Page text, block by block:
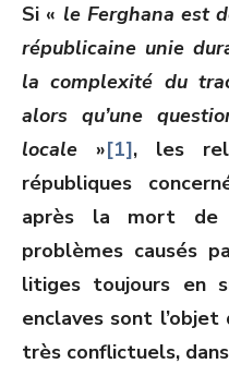
Si « le Ferghana est
républicaine unie
la complexité du
alors qu’une
locale »[1], les
républiques
après la mort de
problèmes causés
litiges toujours en
enclaves sont
très conflictuels,